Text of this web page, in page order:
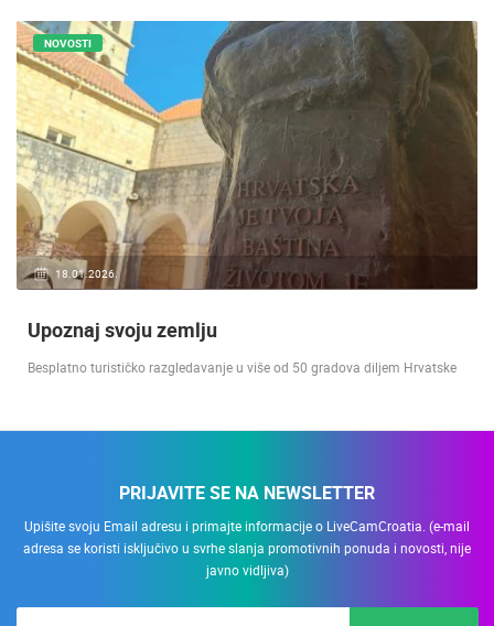
18.01.2026.
NOVOSTI
Upoznaj svoju zemlju
Besplatno turističko razgledavanje u više od 50 gradova diljem Hrvatske
PRIJAVITE SE NA NEWSLETTER
Upišite svoju Email adresu i primajte informacije o LiveCamCroatia. (e-mail
adresa se koristi isključivo u svrhe slanja promotivnih ponuda i novosti, nije
javno vidljiva)